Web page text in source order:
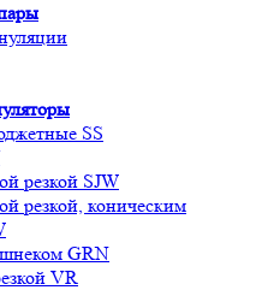
SS
резкой SJW
резкой, коническим
GRN
VR